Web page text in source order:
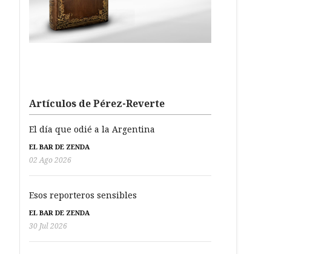
Artículos de Pérez-Reverte
El día que odié a la Argentina
EL BAR DE ZENDA
02 Ago 2026
Esos reporteros sensibles
EL BAR DE ZENDA
30 Jul 2026